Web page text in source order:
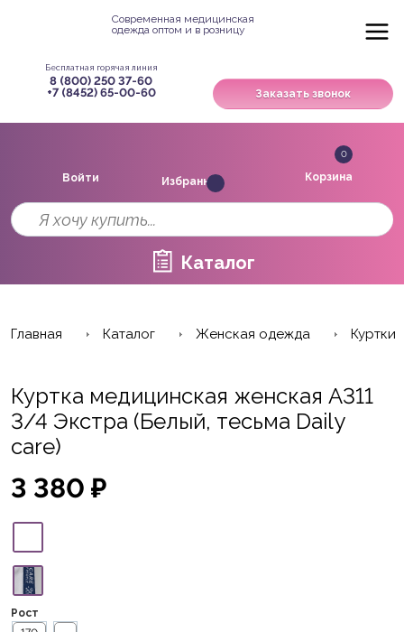
Современная медицинская
одежда оптом и в розницу
Бесплатная горячая линия
8 (800) 250 37-60
+7 (8452) 65-00-60
Заказать звонок
Каталог
Войти Избранное
0
Корзина
Главная Каталог Женская одежда Куртки
Куртка медицинская женская A311
3/4 Экстра (Белый, тесьма Daily
care)
3 380 ₽
Рост